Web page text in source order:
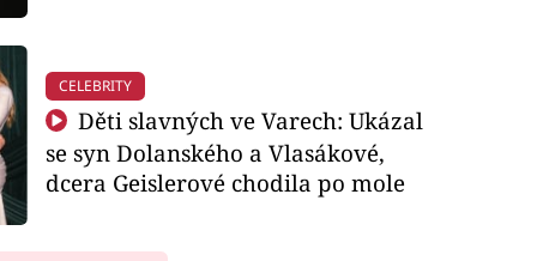
CELEBRITY
Děti slavných ve Varech: Ukázal
se syn Dolanského a Vlasákové,
dcera Geislerové chodila po mole